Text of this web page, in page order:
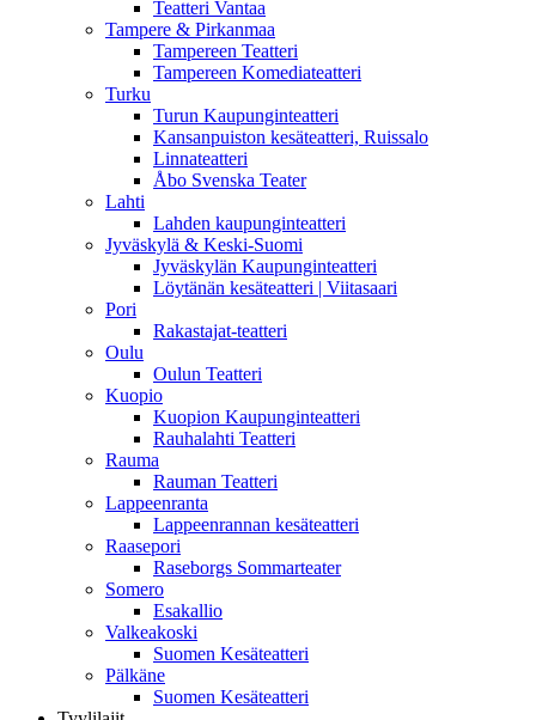
Teatteri Vantaa
Tampere & Pirkanmaa
Tampereen Teatteri
Tampereen Komediateatteri
Turku
Turun Kaupunginteatteri
Kansanpuiston kesäteatteri, Ruissalo
Linnateatteri
Åbo Svenska Teater
Lahti
Lahden kaupunginteatteri
Jyväskylä & Keski-Suomi
Jyväskylän Kaupunginteatteri
Löytänän kesäteatteri | Viitasaari
Pori
Rakastajat-teatteri
Oulu
Oulun Teatteri
Kuopio
Kuopion Kaupunginteatteri
Rauhalahti Teatteri
Rauma
Rauman Teatteri
Lappeenranta
Lappeenrannan kesäteatteri
Raasepori
Raseborgs Sommarteater
Somero
Esakallio
Valkeakoski
Suomen Kesäteatteri
Pälkäne
Suomen Kesäteatteri